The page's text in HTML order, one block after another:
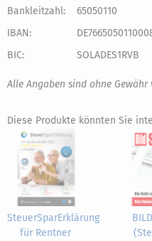
Bankleitzahl:
65050110
IBAN:
BIC:
SOLADES1RVB
Alle Angaben sind ohne
Diese Produkte könnten Sie
SteuerSparErklärung
für Rentner